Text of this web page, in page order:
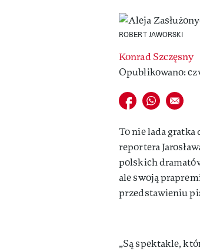
ROBERT JAWORSKI
Konrad Szczęsny
Opublikowano:
Udostępnij na
Udostępnij
E-mail
To nie lada gratka
reportera
polskich
ale swoją
przedstawieniu
„Są spektakle,